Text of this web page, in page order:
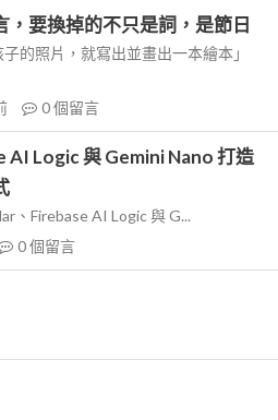
，要換掉的不只是詞，是節日
的照片，就寫出並畫出一本繪本」
0個留言
Logic 與 Gemini Nano 打造
、Firebase AI Logic 與 G...
0個留言